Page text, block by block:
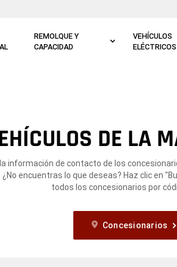
REMOLQUE Y
CAPACIDAD
VEHÍCULOS
ELÉCTRICOS
DE LA
información de contacto de los
¿No encuentras lo que deseas? Haz clic en
todos los concesionarios por
Concesionarios